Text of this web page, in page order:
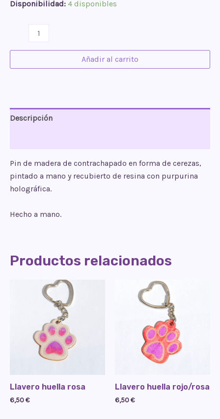
Disponibilidad: 4 disponibles
cerezas
Añadir al carrito
Descripción
Pin de madera de contrachapado en forma de cerezas,
pintado a mano y recubierto de resina con purpurina
holográfica.
Hecho a mano.
Productos relacionados
Llavero huella rosa
6,50€
Llavero huella rojo/rosa
6,50€